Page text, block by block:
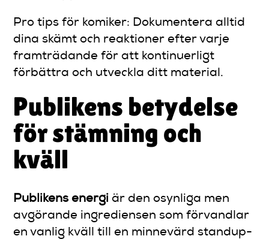
Pro tips för komiker: Dokumentera alltid
dina skämt och reaktioner efter varje
framträdande för att kontinuerligt
förbättra och utveckla ditt material.
Publikens betydelse
för stämning och
kväll
Publikens energi är den osynliga men
avgörande ingrediensen som förvandlar
en vanlig kväll till en minnevärd standup-